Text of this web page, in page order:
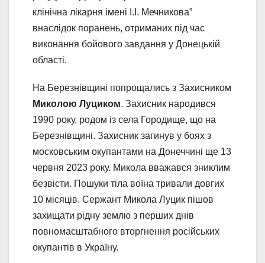
клінічна лікарня імені І.І. Мечникова”
внаслідок поранень, отриманих під час
виконання бойового завдання у Донецькій
області.
На Березнівщині попрощались з Захисником
Миколою Луциком. Захисник народився
1990 року, родом із села Городище, що на
Березнівщині. Захисник загинув у боях з
московським окупантами на Донеччині ще 13
червня 2023 року. Микола вважався зниклим
безвісти. Пошуки тіла воїна тривали довгих
10 місяців. Сержант Микола Луцик пішов
захищати рідну землю з перших днів
повномасштабного вторгнення російських
окупантів в Україну.